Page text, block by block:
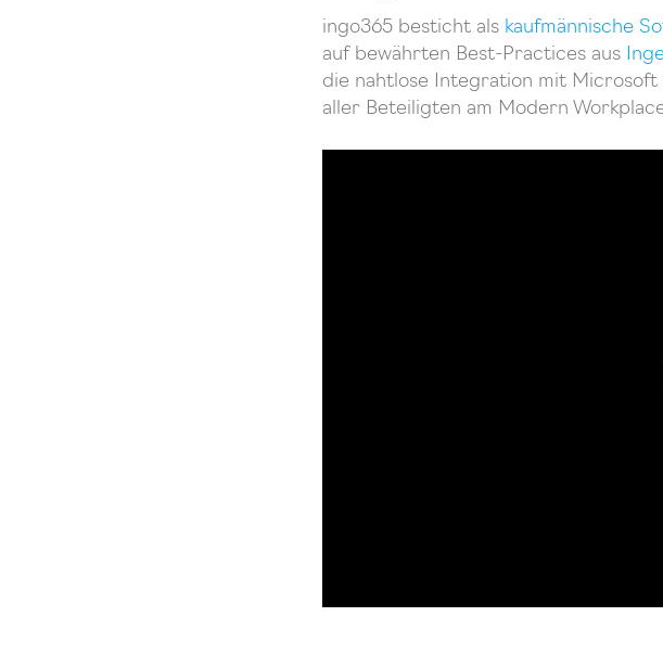
ingo365 besticht als kaufmännische
auf bewährten Best-Practices aus
die nahtlose Integration mit
aller Beteiligten am Modern